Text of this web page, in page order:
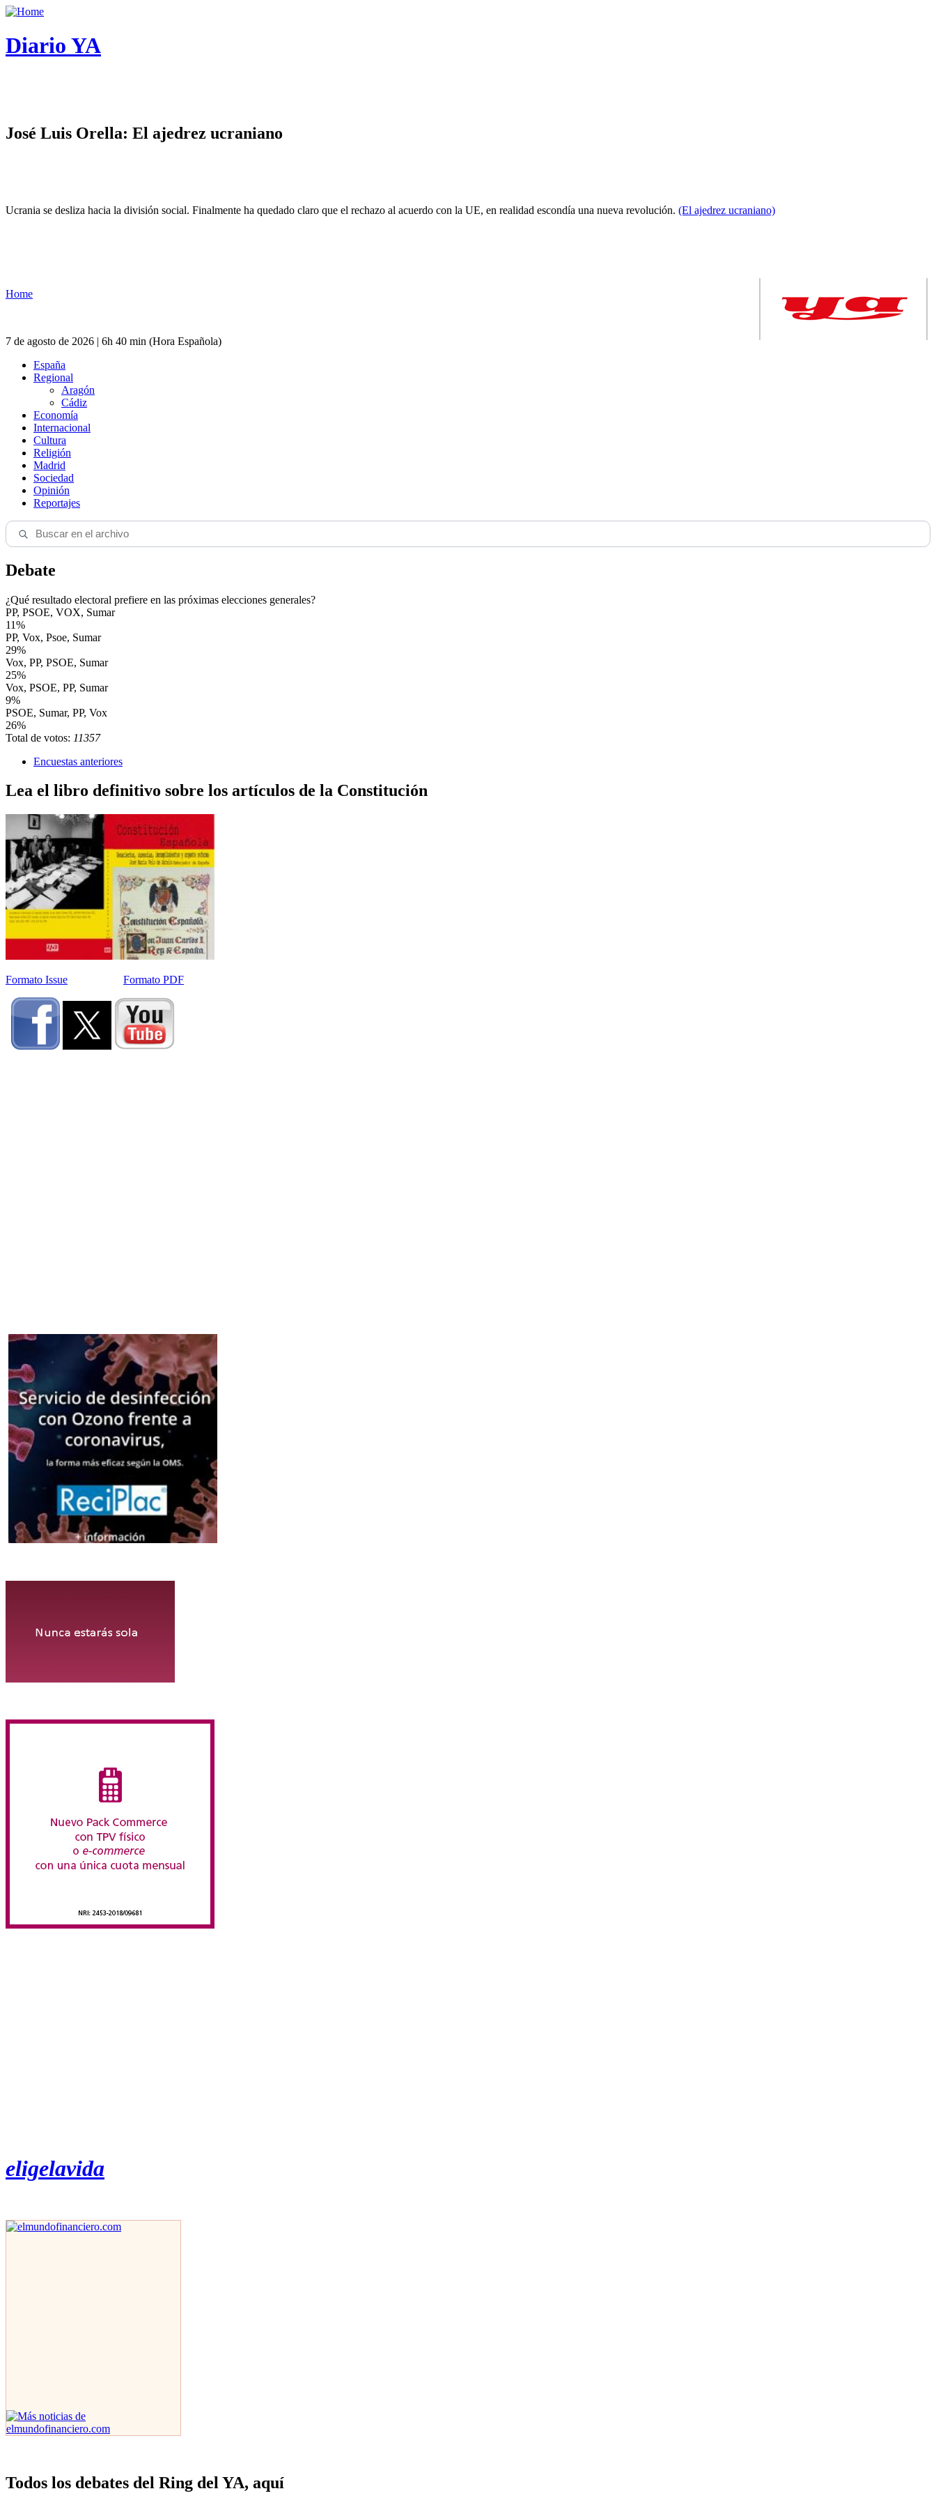
Diario YA
José Luis Orella: El ajedrez ucraniano
Ucrania se desliza hacia la división social. Finalmente ha quedado claro que el rechazo al acuerdo con la UE, en realidad escondía una nueva revolución. (El ajedrez ucraniano)
Home
7 de agosto de 2026 | 6h 40 min (Hora Española)
España
Regional
Aragón
Cádiz
Economía
Internacional
Cultura
Religión
Madrid
Sociedad
Opinión
Reportajes
Debate
¿Qué resultado electoral prefiere en las próximas elecciones generales?
PP, PSOE, VOX, Sumar
11%
PP, Vox, Psoe, Sumar
29%
Vox, PP, PSOE, Sumar
25%
Vox, PSOE, PP, Sumar
9%
PSOE, Sumar, PP, Vox
26%
Total de votos: 11357
Encuestas anteriores
Lea el libro definitivo sobre los artículos de la Constitución
Formato Issue Formato PDF
eligelavida
Todos los debates del Ring del YA, aquí